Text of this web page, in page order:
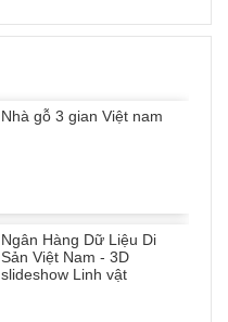
Nhà gỗ 3 gian Việt nam
Ngân Hàng Dữ Liệu Di
Sản Việt Nam - 3D
slideshow Linh vật